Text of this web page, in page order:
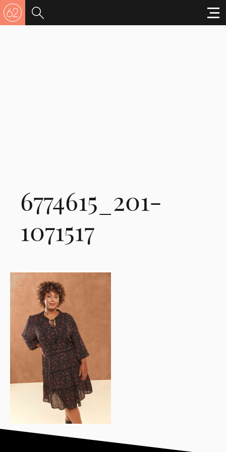
6774615_201-
1071517